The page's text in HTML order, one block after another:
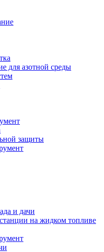
для азотной среды
защиты
и дачи
на жидком топливе